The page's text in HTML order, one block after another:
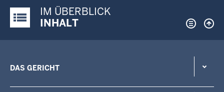
Justiz-Portal im Überblick:
IM ÜBERBLICK
INHALT
DAS GERICHT